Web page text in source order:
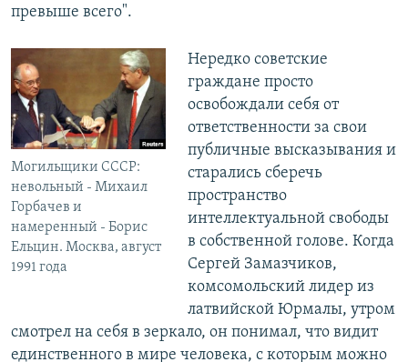
превыше всего".
Могильщики СССР:
невольный - Михаил
Горбачев и
намеренный - Борис
Ельцин. Москва, август
1991 года
Нередко советские
граждане просто
освобождали себя от
ответственности за свои
публичные высказывания и
старались сберечь
пространство
интеллектуальной свободы
в собственной голове. Когда
Сергей Замазчиков,
комсомольский лидер из
латвийской Юрмалы, утром
смотрел на себя в зеркало, он понимал, что видит
единственного в мире человека, с которым можно